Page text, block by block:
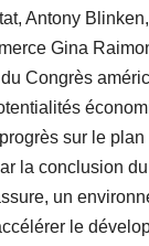
Antony
Gina
Congrès
sur le
la conclusion
un
le